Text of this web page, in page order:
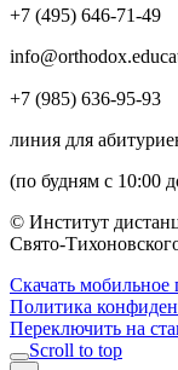
+7 (495) 646-71-49
+7 (985) 636-95-93
линия для
(по будням с 10:00
© Институт
Свято-
Скачать
Политика
Переключить на
Scroll to top